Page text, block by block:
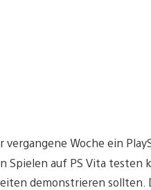
Woche ein
Spielen auf PS Vita testen
demonstrieren